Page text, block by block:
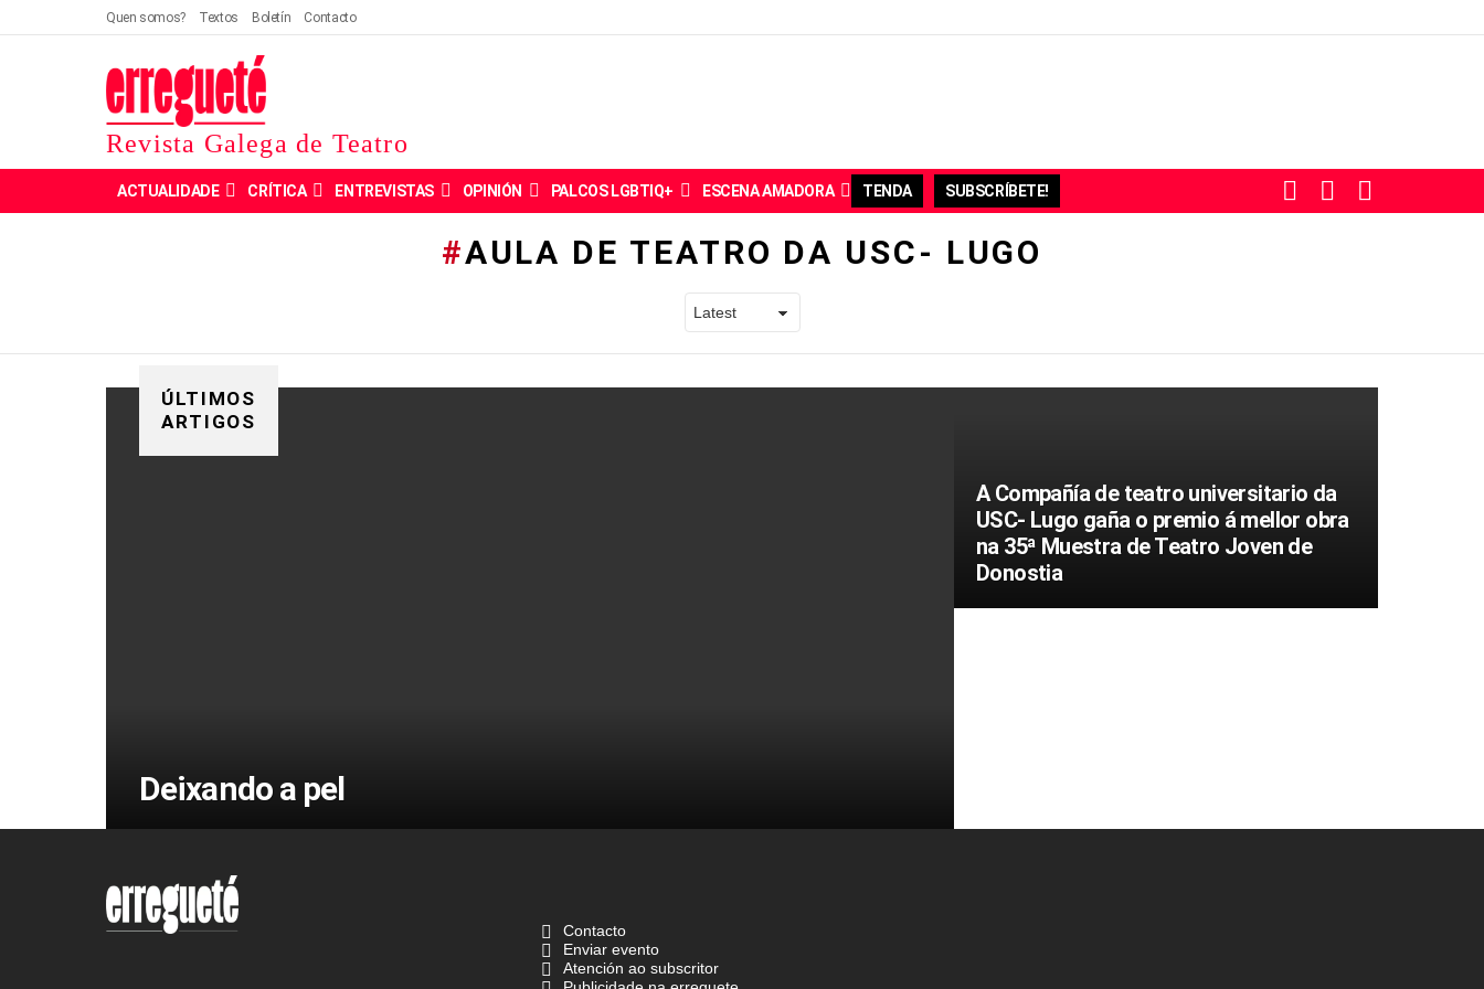
Quen somos? Textos Boletín Contacto
Revista Galega de Teatro
ACTUALIDADE CRÍTICA ENTREVISTAS OPINIÓN PALCOS LGBTIQ+ ESCENA AMADORA TENDA SUBSCRÍBETE!
SWITCH
SKIN
BUSCAR
AULA DE TEATRO DA USC- LUGO
ÚLTIMOS
ARTIGOS
Deixando a pel
A Compañía de teatro universitario da
USC- Lugo gaña o premio á mellor obra
na 35ª Muestra de Teatro Joven de
Donostia
Contacto
Enviar evento
Atención ao subscritor